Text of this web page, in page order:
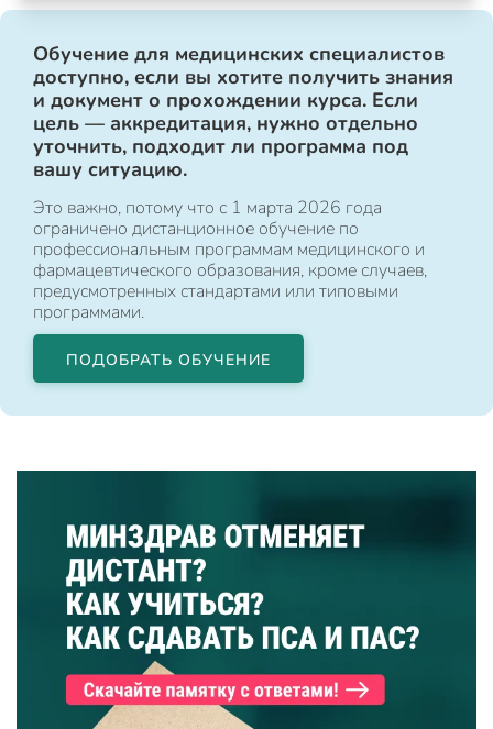
Обучение для медицинских специалистов
доступно, если вы хотите получить знания
и документ о прохождении курса. Если
цель — аккредитация, нужно отдельно
уточнить, подходит ли программа под
вашу ситуацию.
Это важно, потому что с 1 марта 2026 года
ограничено дистанционное обучение по
профессиональным программам медицинского и
фармацевтического образования, кроме случаев,
предусмотренных стандартами или типовыми
программами.
ПОДОБРАТЬ ОБУЧЕНИЕ